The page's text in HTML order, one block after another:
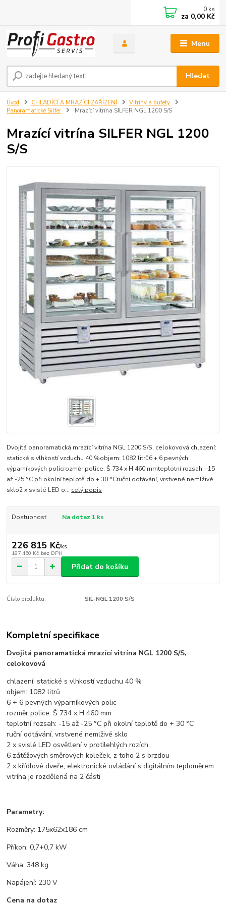
Menu
Hledat
0 ks
za 0,00 Kč
Úvod CHLADÍCÍ A MRAZÍCÍ ZAŘÍZENÍ
Vitríny a bufety
Panoramatické Silfer
Mrazící vitrína SILFER NGL 1200 S/S
Mrazící vitrína SILFER NGL 1200
S/S
Dvojitá panoramatická mrazící vitrína NGL 1200 S/S, celokovová chlazení:
statické s vlhkostí vzduchu 40 %objem: 1082 litrů6 + 6 pevných
výparníkových policrozměr police: Š 734 x H 460 mmteplotní rozsah: -15
až -25 °C při okolní teplotě do + 30 °Cruční odtávání, vrstvené nemlživé
sklo2 x svislé LED o... celý popis
Dostupnost Na dotaz 1 ks
226 815 Kč/ks
187 450 Kč bez DPH
Přidat do košíku
Číslo produktu: SIL-NGL 1200 S/S
Kompletní specifikace
Dvojitá panoramatická mrazící vitrína NGL 1200 S/S,
celokovová
chlazení: statické s vlhkostí vzduchu 40 %
objem: 1082 litrů
6 + 6 pevných výparníkových polic
rozměr police: Š 734 x H 460 mm
teplotní rozsah: -15 až -25 °C při okolní teplotě do + 30 °C
ruční odtávání, vrstvené nemlživé sklo
2 x svislé LED osvětlení v protilehlých rozích
6 zátěžových směrových koleček, z toho 2 s brzdou
2 x křídlové dveře, elektronické ovládání s digitálním teploměrem
vitrína je rozdělená na 2 části
Parametry:
Rozměry: 175x62x186 cm
Příkon: 0,7+0,7 kW
Váha: 348 kg
Napájení: 230 V
Cena na dotaz